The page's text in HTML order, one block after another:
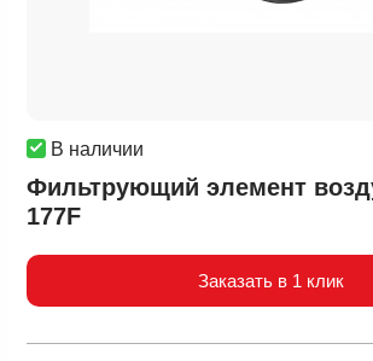
В наличии
Фильтрующий элемент
177F
Заказать в 1 клик